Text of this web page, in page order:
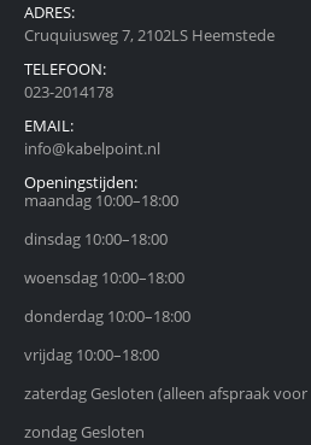
ADRES:
Cruquiusweg 7, 2102LS Heemstede
TELEFOON:
023-2014178
EMAIL:
info@kabelpoint.nl
Openingstijden:
maandag 10:00–18:00
dinsdag 10:00–18:00
woensdag 10:00–18:00
donderdag 10:00–18:00
vrijdag 10:00–18:00
zaterdag Gesloten (alleen afspraak
zondag Gesloten